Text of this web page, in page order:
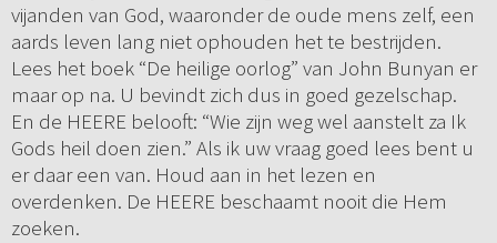
vijanden van God, waaronder de oude mens zelf, een
aards leven lang niet ophouden het te bestrijden.
Lees het boek “De heilige oorlog” van John Bunyan er
maar op na. U bevindt zich dus in goed gezelschap.
En de HEERE belooft: “Wie zijn weg wel aanstelt za Ik
Gods heil doen zien.” Als ik uw vraag goed lees bent u
er daar een van. Houd aan in het lezen en
overdenken. De HEERE beschaamt nooit die Hem
zoeken.